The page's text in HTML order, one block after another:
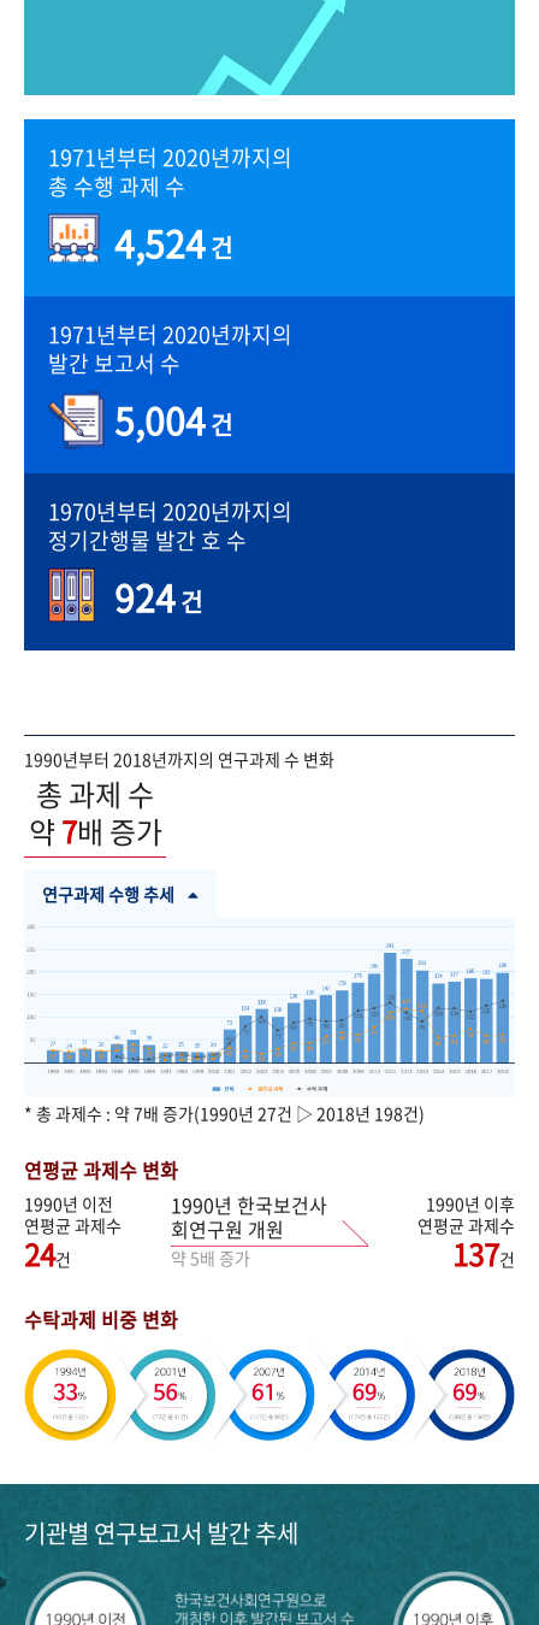
1971년부터 2020년까지의
총 수행 과제 수
4,524건
1971년부터 2020년까지의
발간 보고서 수
5,004건
1970년부터 2020년까지의
정기간행물 발간 호 수
924건
1990년부터 2018년까지의 연구과제 수 변화
총 과제 수
약7배 증가
연구과제 수행 추세
* 총 과제수 : 약 7배 증가(1990년 27건 ▷ 2018년 198건)
연평균 과제수 변화
1990년 이전
연평균 과제수
24건
1990년 한국보건사
회연구원 개원
약 5배 증가
1990년 이후
연평균 과제수
137건
수탁과제 비중 변화
기관별 연구보고서 발간 추세